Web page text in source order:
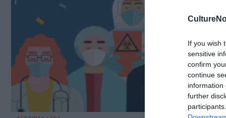
If you wish
sensitive
confirm
continue
information
further